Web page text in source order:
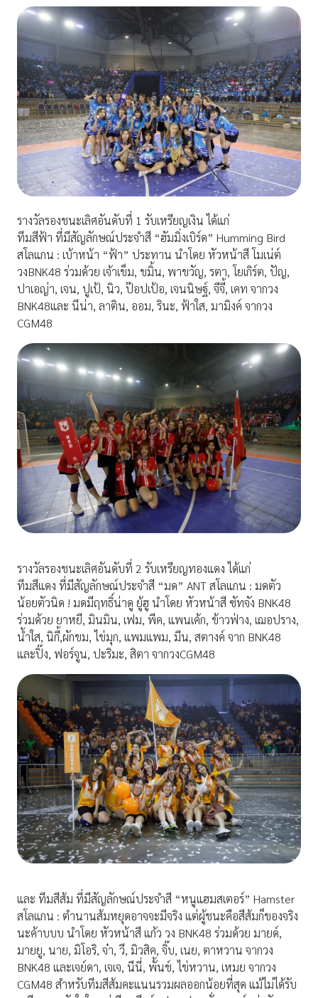
รางวัลรองชนะเลิศอันดับที่ 1 รับเหรียญเงิน ได้แก่
ทีมสีฟ้า ที่มีสัญลักษณ์ประจำสี “ฮัมมิ่งเบิร์ด” Humming Bird
สโลแกน : เบ้าหน้า “ฟ้า” ประทาน นำโดย หัวหน้าสี โมเน่ต์
วงBNK48 ร่วมด้วย เจ้าเข็ม, ขมิ้น, พาขวัญ, รตา, โยเกิร์ต, ปัญ,
ปาเอญ่า, เจน, ปูเป้, นิว, ป๊อปเป้อ, เจนนิษฐ์, จีจี้, เคท จากวง
BNK48และ นีน่า, ลาติน, ออม, รินะ, ฟ้าใส, มามิงค์ จากวง
CGM48
รางวัลรองชนะเลิศอันดับที่ 2 รับเหรียญทองแดง ได้แก่
ทีมสีแดง ที่มีสัญลักษณ์ประจำสี “มด” ANT สโลแกน : มดตัว
น้อยตัวนิด ! มดมีฤทธิ์น่าดู ยู้ฮู นำโดย หัวหน้าสี ซัทจัง BNK48
ร่วมด้วย ยาหยี, มินมิน, เฟม, พีค, แพนเค้ก, ข้าวฟ่าง, เฌอปราง,
น้ำใส, นิกี้,ผักขม, ไข่มุก, แพมแพม, มีน, สตางค์ จาก BNK48
และปิ๊ง, ฟอร์จูน, ปะริมะ, สิตา จากวงCGM48
และ ทีมสีส้ม ที่มีสัญลักษณ์ประจำสี “หนูแฮมสเตอร์” Hamster
สโลแกน : ตำนานส้มหยุดอาจจะมีจริง แต่ผู้ชนะคือสีส้มก็ของจริง
นะค้าบบบ นำโดย หัวหน้าสี แก้ว วง BNK48 ร่วมด้วย มายด์,
มายยู, นาย, มิโอริ, จ๋า, วี, มิวสิค, จิ๊บ, เนย, ตาหวาน จากวง
BNK48 และเจย์ดา, เจเจ, นีนี่, พั้นช์, ไข่หวาน, เหมย จากวง
CGM48 สำหรับทีมสีส้มคะแนนรวมผลออกน้อยที่สุด แม้ไม่ได้รับ